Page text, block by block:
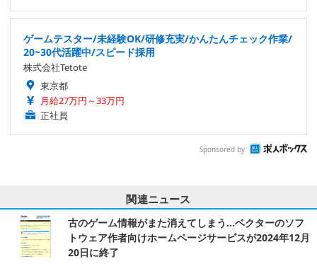
ゲームテスター/未経験OK/研修充実/かんたんチェック作業/
20~30代活躍中/スピード採用
株式会社Tetote
東京都
月給27万円～33万円
正社員
Sponsored by
関連ニュース
古のゲーム情報がまた消えてしまう…ベクターのソフ
トウェア作者向けホームページサービスが2024年12月
20日に終了